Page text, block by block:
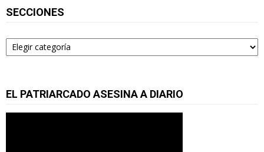
SECCIONES
Secciones
EL PATRIARCADO ASESINA A DIARIO